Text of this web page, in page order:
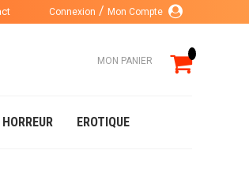
Connexion Mon Compte
MON PANIER
HORREUR EROTIQUE